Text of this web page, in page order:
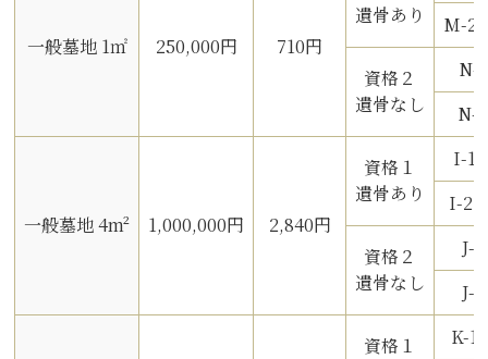
一般墓地 1㎡ 250,000円 710円
遺骨あり
M-2
資格２
遺骨なし
N-
N-
一般墓地 4m² 1,000,000円 2,840円
資格１
遺骨あり
I-1
I-2
資格２
遺骨なし
J-
J-
資格１
K-1